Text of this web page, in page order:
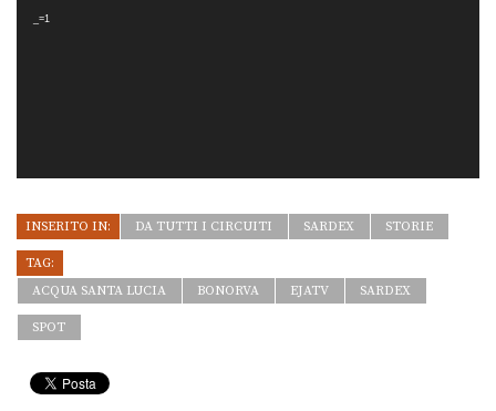
_=1
INSERITO IN: DA TUTTI I CIRCUITI SARDEX STORIE
TAG:
ACQUA SANTA LUCIA
BONORVA EJATV SARDEX
SPOT